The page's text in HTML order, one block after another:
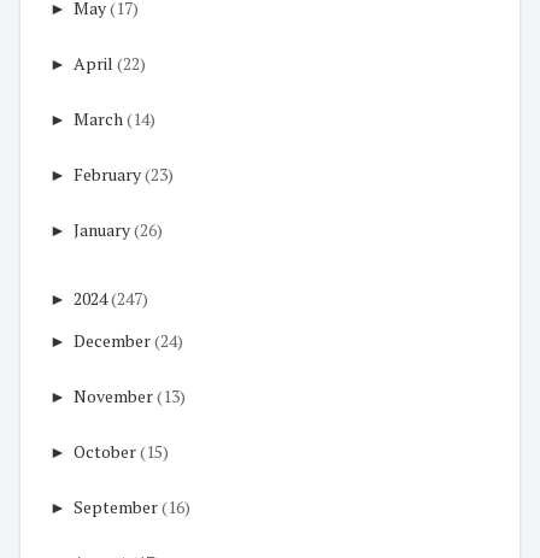
► May(17)
► April (22)
► March(14)
► February(23)
► January(26)
► 2024(247)
► December(24)
► November(13)
► October(15)
► September(16)